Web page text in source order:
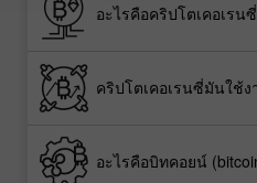
อะไรคือคริปโตเคอเรน
คริปโตเคอเรนซี่มันใช้ง
อะไรคือบิทคอยน์